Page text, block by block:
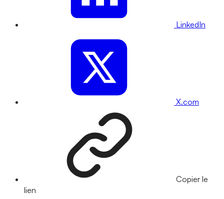
LinkedIn
X.com
Copier le
lien